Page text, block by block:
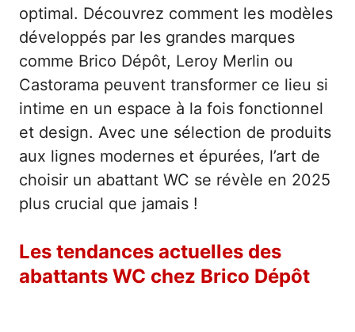
optimal. Découvrez comment les modèles
développés par les grandes marques
comme Brico Dépôt, Leroy Merlin ou
Castorama peuvent transformer ce lieu si
intime en un espace à la fois fonctionnel
et design. Avec une sélection de produits
aux lignes modernes et épurées, l’art de
choisir un abattant WC se révèle en 2025
plus crucial que jamais !
Les tendances actuelles des
abattants WC chez Brico Dépôt